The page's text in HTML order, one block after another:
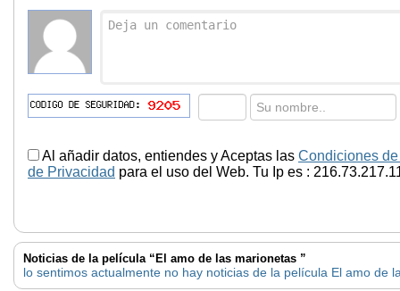
Al añadir datos, entiendes y Aceptas las Condiciones
de Privacidad para el uso del Web. Tu Ip es :
Noticias de la película “El amo de las marionetas ”
lo sentimos actualmente no hay noticias de la película El amo de